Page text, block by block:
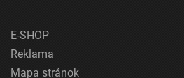
E-SHOP
Reklama
Mapa stránok